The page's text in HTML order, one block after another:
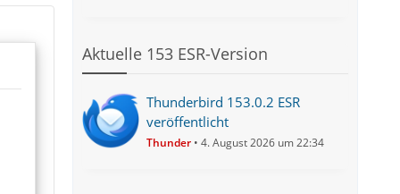
Aktuelle 153 ESR-Version
Thunderbird 153.0.2 ESR
veröffentlicht
Thunder 4. August 2026 um 22:34